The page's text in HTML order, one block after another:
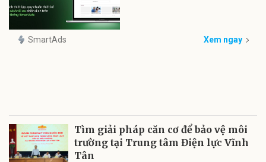
SmartAds Xem ngay
Tìm giải pháp căn cơ để bảo vệ môi
trường tại Trung tâm Điện lực Vĩnh
Tân